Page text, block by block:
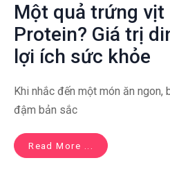
Một quả trứng vịt
Protein? Giá trị
lợi ích sức khỏe
Khi nhắc đến một món ăn ngon,
đậm bản sắc
Read More ...